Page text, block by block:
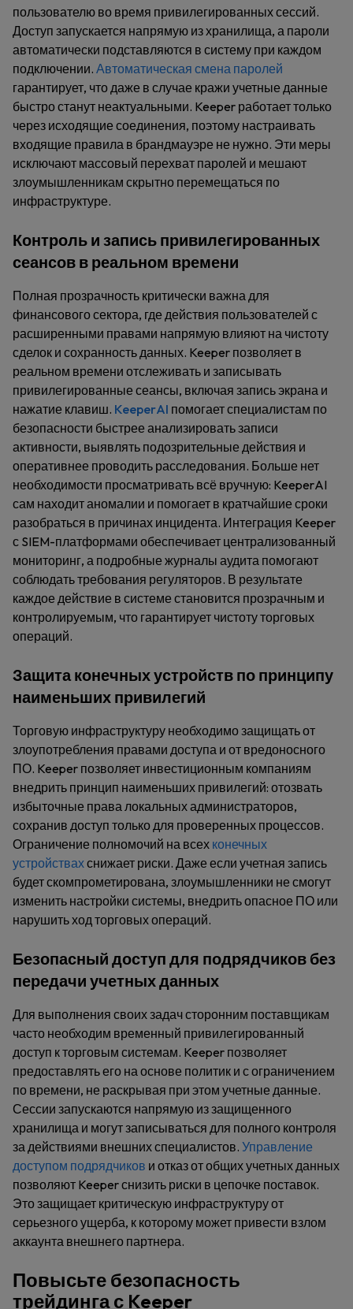
пользователю во время привилегированных сессий.
Доступ запускается напрямую из хранилища, а пароли
автоматически подставляются в систему при каждом
подключении. Автоматическая смена паролей
гарантирует, что даже в случае кражи учетные данные
быстро станут неактуальными. Keeper работает только
через исходящие соединения, поэтому настраивать
входящие правила в брандмауэре не нужно. Эти меры
исключают массовый перехват паролей и мешают
злоумышленникам скрытно перемещаться по
инфраструктуре.
Контроль и запись привилегированных
сеансов в реальном времени
Полная прозрачность критически важна для
финансового сектора, где действия пользователей с
расширенными правами напрямую влияют на чистоту
сделок и сохранность данных. Keeper позволяет в
реальном времени отслеживать и записывать
привилегированные сеансы, включая запись экрана и
нажатие клавиш. KeeperAI помогает специалистам по
безопасности быстрее анализировать записи
активности, выявлять подозрительные действия и
оперативнее проводить расследования. Больше нет
необходимости просматривать всё вручную: KeeperAI
сам находит аномалии и помогает в кратчайшие сроки
разобраться в причинах инцидента. Интеграция Keeper
с SIEM-платформами обеспечивает централизованный
мониторинг, а подробные журналы аудита помогают
соблюдать требования регуляторов. В результате
каждое действие в системе становится прозрачным и
контролируемым, что гарантирует чистоту торговых
операций.
Защита конечных устройств по принципу
наименьших привилегий
Торговую инфраструктуру необходимо защищать от
злоупотребления правами доступа и от вредоносного
ПО. Keeper позволяет инвестиционным компаниям
внедрить принцип наименьших привилегий: отозвать
избыточные права локальных администраторов,
сохранив доступ только для проверенных процессов.
Ограничение полномочий на всех конечных
устройствахснижает риски. Даже если учетная запись
будет скомпрометирована, злоумышленники не смогут
изменить настройки системы, внедрить опасное ПО или
нарушить ход торговых операций.
Безопасный доступ для подрядчиков без
передачи учетных данных
Для выполнения своих задач сторонним поставщикам
часто необходим временный привилегированный
доступ к торговым системам. Keeper позволяет
предоставлять его на основе политик и с ограничением
по времени, не раскрывая при этом учетные данные.
Сессии запускаются напрямую из защищенного
хранилища и могут записываться для полного контроля
за действиями внешних специалистов. Управление
доступом подрядчиков и отказ от общих учетных данных
позволяют Keeper снизить риски в цепочке поставок.
Это защищает критическую инфраструктуру от
серьезного ущерба, к которому может привести взлом
аккаунта внешнего партнера.
Повысьте безопасность
трейдинга с Keeper